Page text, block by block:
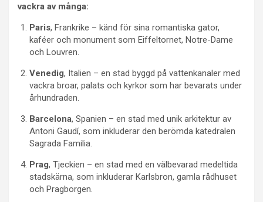
vackra av många:
Paris, Frankrike – känd för sina romantiska gator,
kaféer och monument som Eiffeltornet, Notre-Dame
och Louvren.
Venedig, Italien – en stad byggd på vattenkanaler med
vackra broar, palats och kyrkor som har bevarats under
århundraden.
Barcelona, Spanien – en stad med unik arkitektur av
Antoni Gaudí, som inkluderar den berömda katedralen
Sagrada Familia.
Prag, Tjeckien – en stad med en välbevarad medeltida
stadskärna, som inkluderar Karlsbron, gamla rådhuset
och Pragborgen.